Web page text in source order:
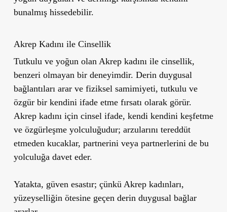
bunalmış hissedebilir.
Akrep Kadını ile Cinsellik
Tutkulu ve yoğun olan Akrep kadını ile cinsellik,
benzeri olmayan bir deneyimdir. Derin duygusal
bağlantıları arar ve fiziksel samimiyeti, tutkulu ve
özgür bir kendini ifade etme fırsatı olarak görür.
Akrep kadını için cinsel ifade, kendi kendini keşfetme
ve özgürleşme yolculuğudur; arzularını tereddüt
etmeden kucaklar, partnerini veya partnerlerini de bu
yolculuğa davet eder.
Yatakta, güven esastır; çünkü Akrep kadınları,
yüzeyselliğin ötesine geçen derin duygusal bağlar